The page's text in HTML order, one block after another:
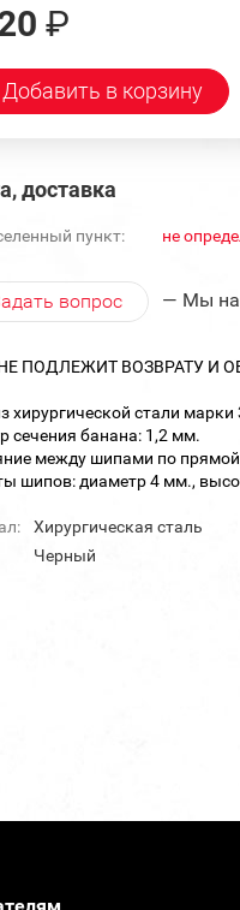
₽
Добавить в корзину
доставка
пункт: не
вопрос — Мы на
ПОДЛЕЖИТ ВОЗВРАТУ И
хирургической стали
сечения банана: 1,2 мм.
между шипами по
шипов: диаметр 4 мм.,
Хирургическая сталь
Черный